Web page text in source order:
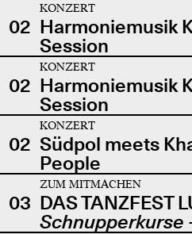
02
KONZERT
Harmoniemusik
Session
02
KONZERT
Harmoniemusik
Session
02
KONZERT
Südpol meets
People
03
ZUM MITMACHEN
DAS TANZFEST
Schnupperkurse